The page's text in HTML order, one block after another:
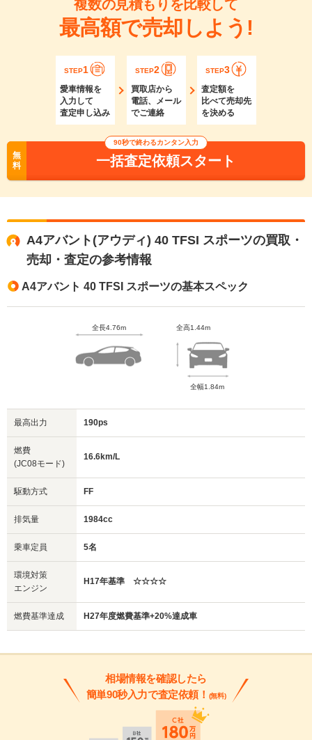
複数の見積もりを比較して
最高額で売却しよう!
STEP1
愛車情報を
入力して
査定申し込み
STEP2
買取店から
電話、メール
でご連絡
STEP3
査定額を
比べて売却先
を決める
無
料
90秒で終わるカンタン入力
一括査定依頼スタート
A4アバント(アウディ) 40 TFSI スポーツの買取・
売却・査定の参考情報
A4アバント 40 TFSI スポーツの基本スペック
全長4.76m 全高1.44m
全幅1.84m
最高出力 190ps
燃費
(JC08モード)
16.6km/L
駆動方式 FF
排気量 1984cc
乗車定員 5名
環境対策
エンジン
H17年基準 ☆☆☆☆
燃費基準達成 H27年度燃費基準+20%達成車
相場情報を確認したら
簡単90秒入力で査定依頼！ (無料)